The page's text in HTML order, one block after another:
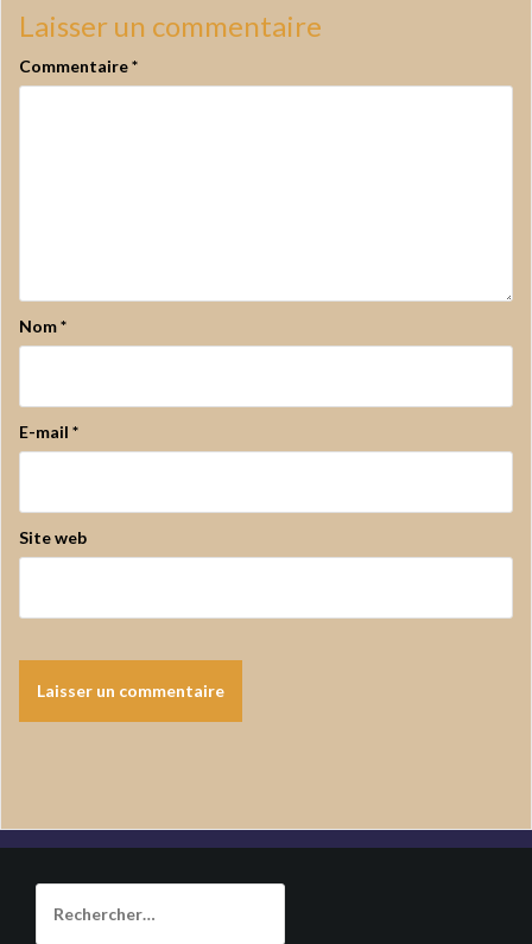
Laisser un commentaire
Commentaire*
Nom*
E-mail *
Site web